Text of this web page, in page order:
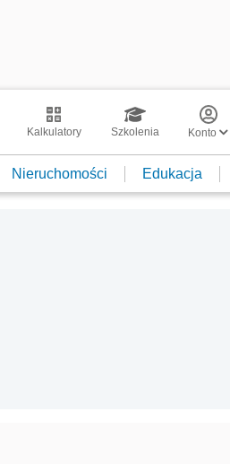
Kalkulatory Szkolenia Konto
Nieruchomości Edukacja